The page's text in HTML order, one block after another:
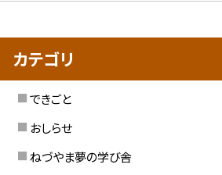
カテゴリ
できごと
おしらせ
ねづやま夢の学び舎